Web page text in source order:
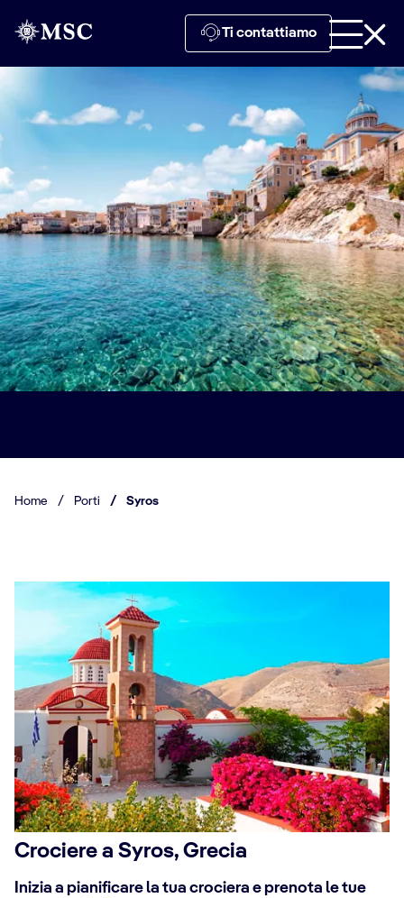
Ti contattiamo
Home / Porti / Syros
Crociere a Syros, Grecia
Inizia a pianificare la tua crociera e prenota le tue